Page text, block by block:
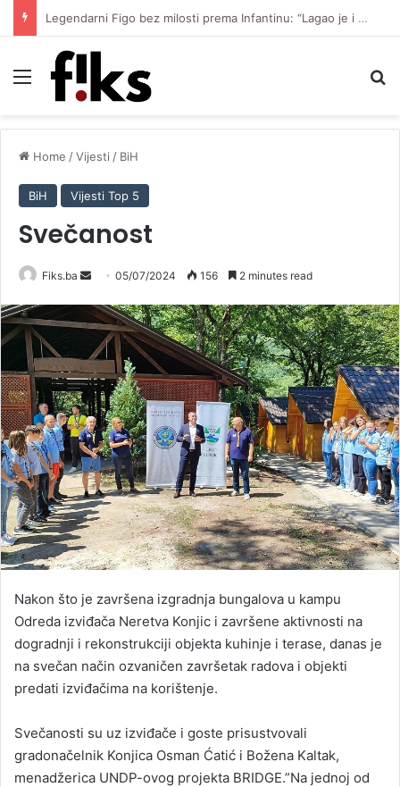
Legendarni Figo bez milosti prema Infantinu: “Lagao je i ukaljao funkciju, sada mora otići”
Menu
Home /Vijesti / BiH
BiH Vijesti Top 5
Svečanost
Fiks.ba
Send
email
05/07/2024 156 2 minutes read
Nakon što je završena izgradnja bungalova u kampu
Odreda izviđača Neretva Konjic i završene aktivnosti na
dogradnji i rekonstrukciji objekta kuhinje i terase, danas je
na svečan način ozvaničen završetak radova i objekti
predati izviđačima na korištenje.
Svečanosti su uz izviđače i goste prisustvovali
gradonačelnik Konjica Osman Ćatić i Božena Kaltak,
menadžerica UNDP-ovog projekta BRIDGE.”Na jednoj od